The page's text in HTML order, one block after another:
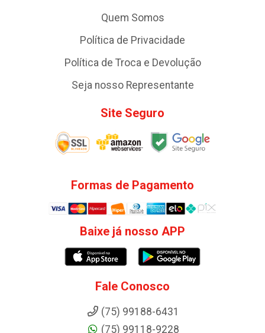
Quem Somos
Política de Privacidade
Política de Troca e Devolução
Seja nosso Representante
Site Seguro
Formas de Pagamento
Baixe já nosso APP
Fale Conosco
(75) 99188-6431
(75) 99118-9228